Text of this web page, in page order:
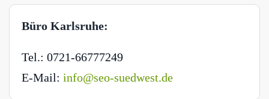
Büro Karlsruhe:
Tel.: 0721-66777249
E-Mail: info@seo-suedwest.de